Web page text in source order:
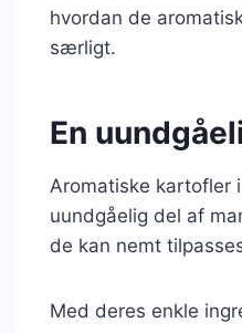
hvordan de
særligt.
En
Aromatiske kartofler
uundgåelig del af
de kan nemt
Med deres enkle